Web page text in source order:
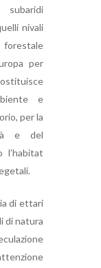
nivali
per
e
per la
e del
l’habitat
di ettari
di natura